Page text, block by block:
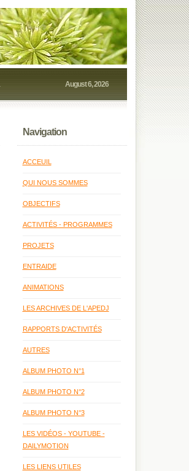
August 6, 2026
Navigation
ACCEUIL
QUI NOUS SOMMES
OBJECTIFS
ACTIVITÉS - PROGRAMMES
PROJETS
ENTRAIDE
ANIMATIONS
LES ARCHIVES DE L'APEDJ
RAPPORTS D'ACTIVITÉS
AUTRES
ALBUM PHOTO N°1
ALBUM PHOTO N°2
ALBUM PHOTO N°3
LES VIDÉOS - YOUTUBE -
DAILYMOTION
LES LIENS UTILES